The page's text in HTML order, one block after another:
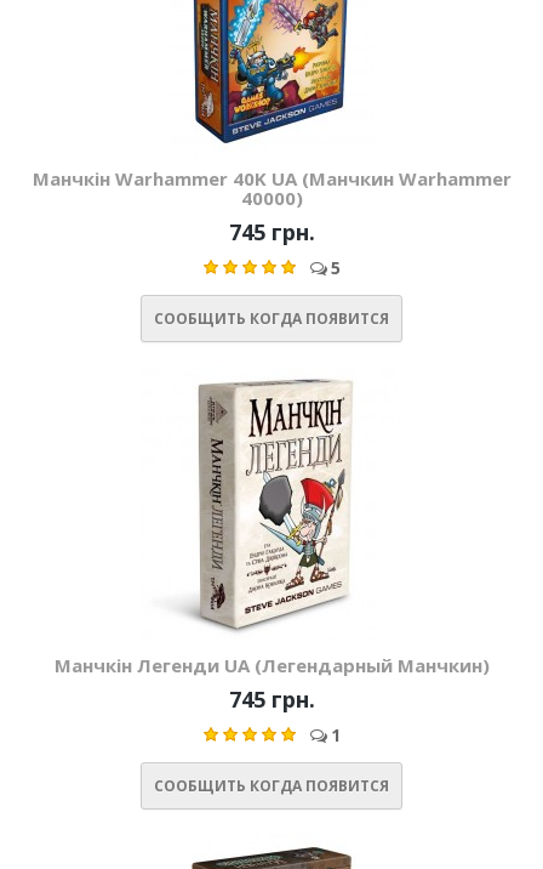
Манчкін Warhammer 40K UA (Манчкин Warhammer
40000)
745 грн.
5
СООБЩИТЬ КОГДА ПОЯВИТСЯ
Манчкін Легенди UA (Легендарный Манчкин)
745 грн.
1
СООБЩИТЬ КОГДА ПОЯВИТСЯ